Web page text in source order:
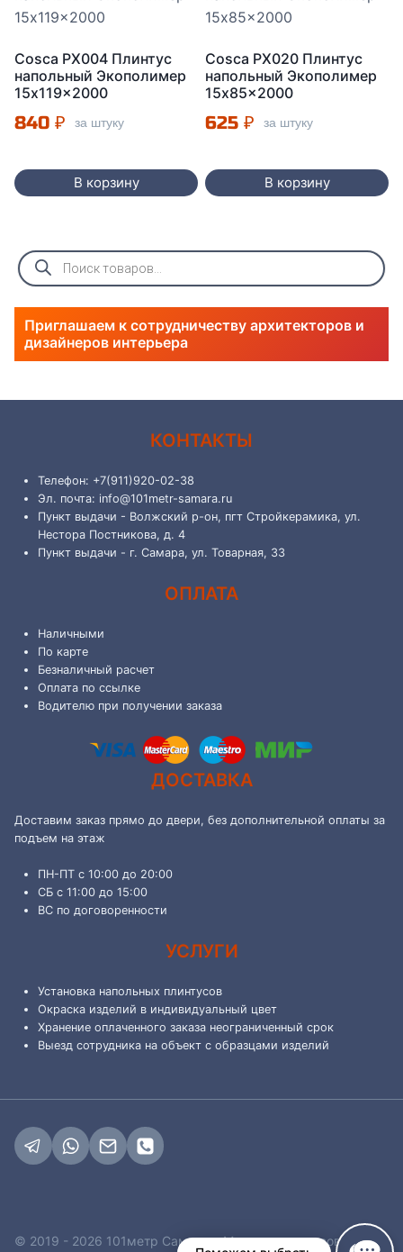
Cosca PX004 Плинтус
напольный Экополимер
15x119x2000
840 ₽ за штуку
В корзину
Cosca PX020 Плинтус
напольный Экополимер
15x85x2000
625 ₽ за штуку
В корзину
Поиск
товаров
Приглашаем к сотрудничеству архитекторов и
дизайнеров интерьера
КОНТАКТЫ
Телефон: +7(911)920-02-38
Эл. почта: info@101metr-samara.ru
Пункт выдачи - Волжский р-он, пгт Стройкерамика, ул.
Нестора Постникова, д. 4
Пункт выдачи - г. Самара, ул. Товарная, 33
ОПЛАТА
Наличными
По карте
Безналичный расчет
Оплата по ссылке
Водителю при получении заказа
ДОСТАВКА
Доставим заказ прямо до двери, без дополнительной оплаты за
подъем на этаж
ПН-ПТ с 10:00 до 20:00
СБ с 11:00 до 15:00
ВС по договоренности
УСЛУГИ
Установка напольных плинтусов
Окраска изделий в индивидуальный цвет
Хранение оплаченного заказа неограниченный срок
Выезд сотрудника на объект с образцами изделий
© 2019 - 2026 101метр Самара - Магазин плинтусов